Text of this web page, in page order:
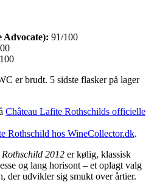
Advocate): 91/100
er brudt. 5 sidste flasker på lager
Château Lafite Rothschilds officielle
Rothschild hos WineCollector.dk.
2012 er kølig, klassisk
og lang horisont – et oplagt valg
der udvikler sig smukt over årtier.